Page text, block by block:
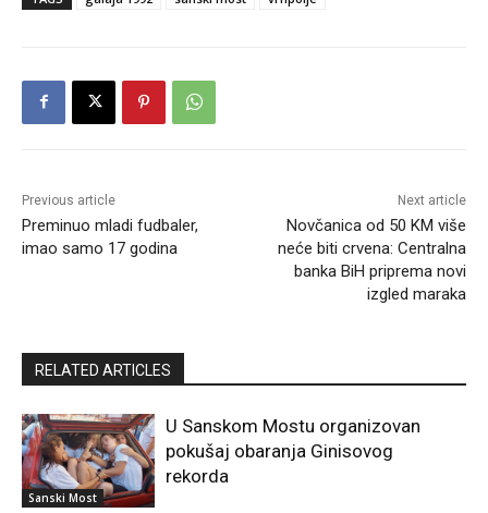
Previous article
Preminuo mladi fudbaler,
imao samo 17 godina
Next article
Novčanica od 50 KM više
neće biti crvena: Centralna
banka BiH priprema novi
izgled maraka
RELATED ARTICLES
Sanski Most
U Sanskom Mostu organizovan
pokušaj obaranja Ginisovog
rekorda